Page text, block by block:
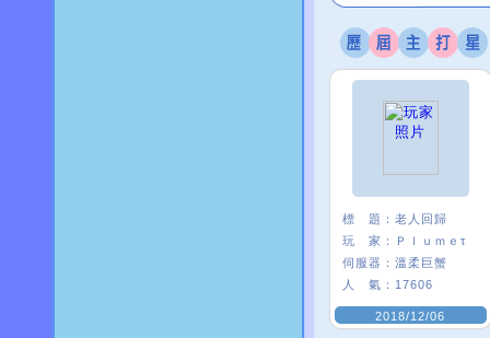
標 題： 老人回歸
玩 家：
Ｐｌｕｍｅτ
伺服器： 溫柔巨蟹
人 氣： 17606
2018/12/06